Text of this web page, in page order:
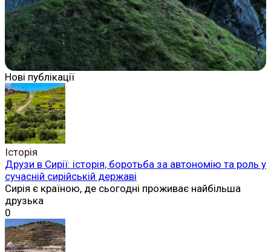
Нові публікації
Історія
Друзи в Сирії: історія, боротьба за автономію та роль у
сучасній сирійській державі
Сирія є країною, де сьогодні проживає найбільша
друзька
0